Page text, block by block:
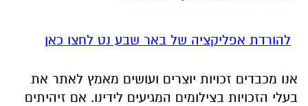
להורדת אפליקציה של באר שבע נט לחצו כאן
אנו מכבדים זכויות יוצרים ועושים מאמץ לאתר את
בעלי הזכויות בצילומים המגיעים לידינו. אם זיהיתים